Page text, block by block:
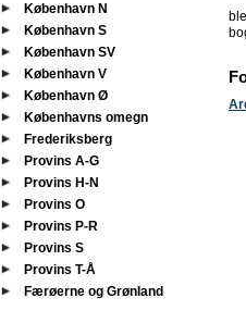
København N
København S
København SV
København V
København Ø
Københavns omegn
Frederiksberg
Provins A-G
Provins H-N
Provins O
Provins P-R
Provins S
Provins T-Å
Færøerne og Grønland